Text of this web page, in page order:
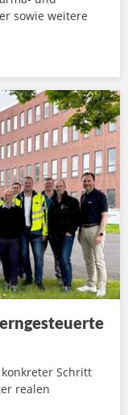
sowie weitere
Schritt
realen